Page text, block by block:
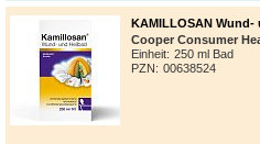
KAMILLOSAN Wund-
Cooper Consumer
Einheit: 250 ml Bad
PZN : 00638524